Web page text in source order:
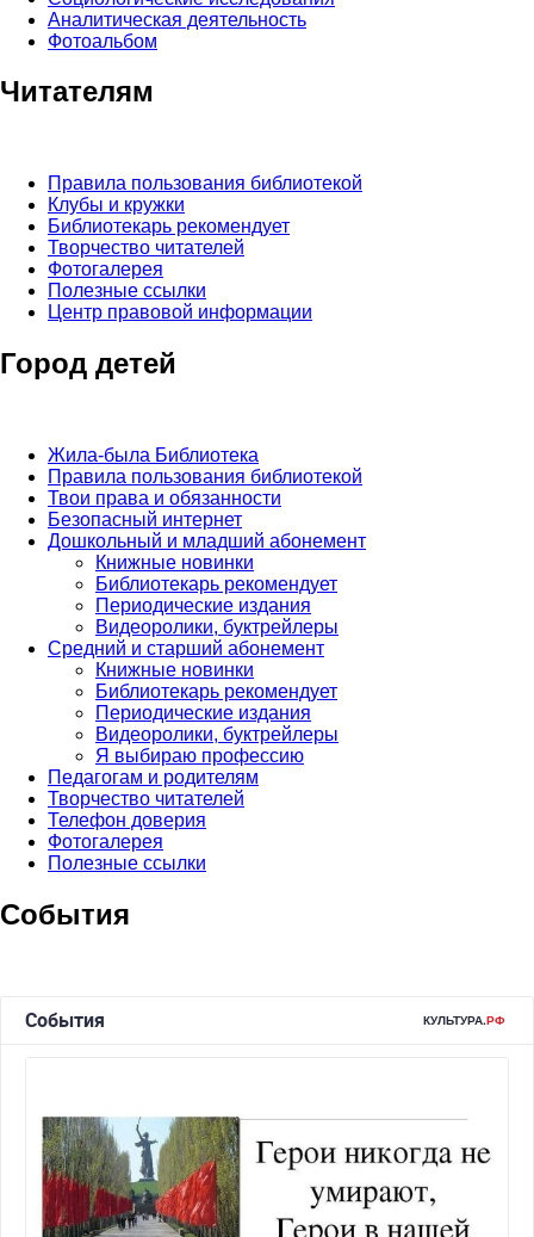
Аналитическая деятельность
Фотоальбом
Читателям
Правила пользования библиотекой
Клубы и кружки
Библиотекарь рекомендует
Творчество читателей
Фотогалерея
Полезные ссылки
Центр правовой информации
Город детей
Жила-была Библиотека
Правила пользования библиотекой
Твои права и обязанности
Безопасный интернет
Дошкольный и младший абонемент
Книжные новинки
Библиотекарь рекомендует
Периодические издания
Видеоролики, буктрейлеры
Средний и старший абонемент
Книжные новинки
Библиотекарь рекомендует
Периодические издания
Видеоролики, буктрейлеры
Я выбираю профессию
Педагогам и родителям
Творчество читателей
Телефон доверия
Фотогалерея
Полезные ссылки
События